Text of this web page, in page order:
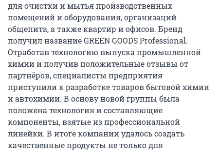
для очистки и мытья производственных
помещений и оборудования, организаций
общепита, а также квартир и офисов. Бренд
получил название GREEN GOODS Professional.
Отработав технологию выпуска промышленной
химии и получив положительные отзывы от
партнёров, специалисты предприятия
приступили к разработке товаров бытовой химии
и автохимии. В основу новой группы была
положена технология и составляющие
компоненты, взятые из профессиональной
линейки. В итоге компании удалось создать
качественные продукты не только для